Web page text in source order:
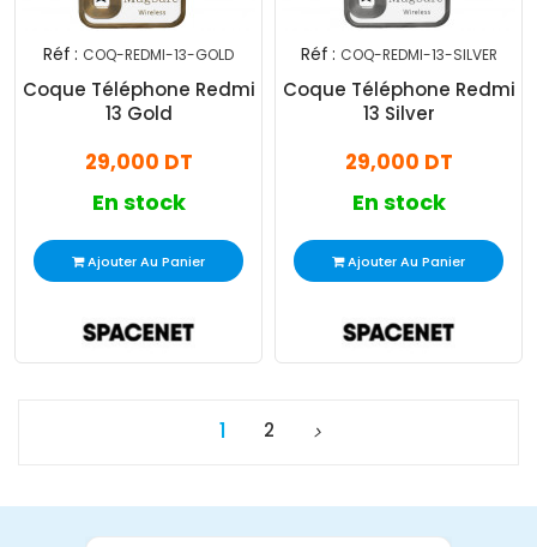
Réf : COQ-REDMI-13-GOLD
Coque Téléphone Redmi
13 Gold
29,000 DT
En stock
Ajouter Au Panier
Réf : COQ-REDMI-13-SILVER
Coque Téléphone Redmi
13 Silver
29,000 DT
En stock
Ajouter Au Panier
1 2